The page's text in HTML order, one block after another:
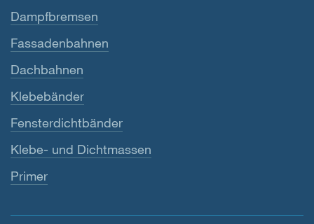
Dampfbremsen
Fassadenbahnen
Dachbahnen
Klebebänder
Fensterdichtbänder
Klebe- und Dichtmassen
Primer